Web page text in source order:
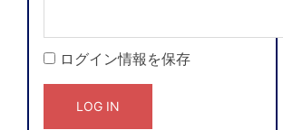
ログイン情報を保存